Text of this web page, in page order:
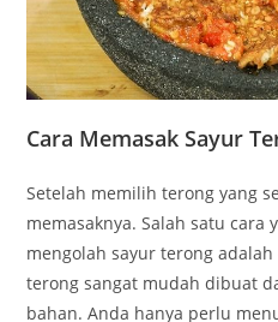
Cara Memasak Sayur
Setelah memilih terong yang
memasaknya. Salah satu
mengolah sayur terong
terong sangat mudah dibuat
bahan. Anda hanya perlu